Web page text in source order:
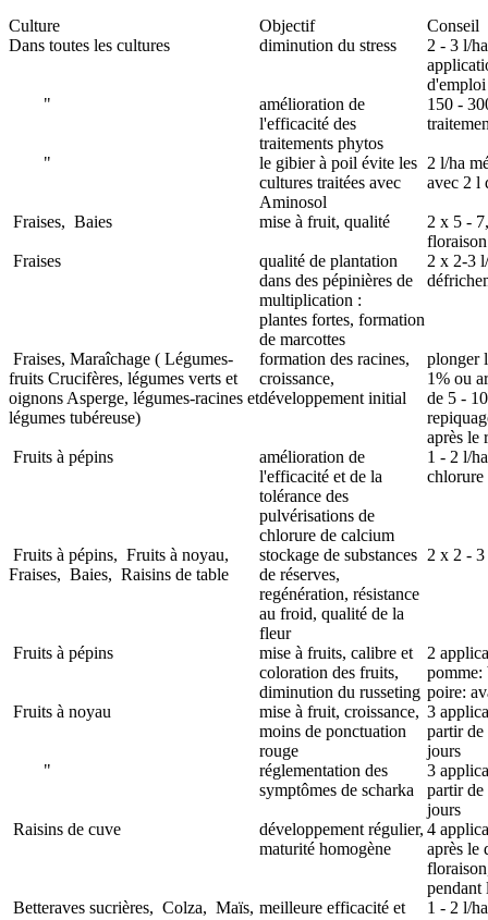
Culture Objectif
Conseil
Dans toutes les cultures
diminution du stress
2 - 3 l/
"
amélioration de
l'efficacité des
traitements phytos
150 -
"
le gibier à poil évite les
cultures traitées avec
Aminosol
2 l/ha
avec 2 l
Fraises, Baies mise à fruit, qualité
2 x 5 -
Fraises
qualité de plantation
dans des pépinières de
multiplication :
plantes fortes, formation
de marcottes
2 x 2-3
Fraises, Maraîchage ( Légumes-
fruits Crucifères, légumes verts et
oignons Asperge, légumes-racines et
légumes tubéreuse)
formation des racines,
croissance,
développement initial
plonger
1% ou
de 5 -
après le
Fruits à pépins
amélioration de
l'efficacité et de la
tolérance des
pulvérisations de
chlorure de calcium
1 - 2 l/
chlorure
Fruits à pépins, Fruits à noyau,
Fraises, Baies, Raisins de table
stockage de substances
de réserves,
regénération, résistance
au froid, qualité de la
fleur
2 x 2 - 3
Fruits à pépins
mise à fruits, calibre et
coloration des fruits,
diminution du russeting
2
pomme:
poire:
Fruits à noyau
mise à fruit, croissance,
moins de ponctuation
rouge
3
partir
jours
"
réglementation des
symptômes de scharka
3
partir
jours
Raisins de cuve
développement régulier,
maturité homogène
4
après le
pendant
Betteraves sucrières, Colza, Maïs, meilleure efficacité et
1 - 2 l/